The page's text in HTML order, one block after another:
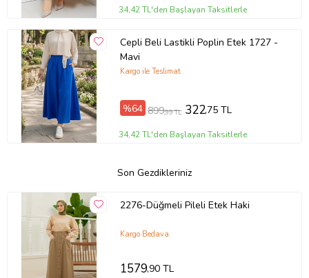
34,42 TL'den Başlayan Taksitlerle
Cepli Beli Lastikli Poplin Etek 1727 -
Mavi
Kargo ile Teslimat
%64 899,99 TL 322,75 TL
34,42 TL'den Başlayan Taksitlerle
Son Gezdikleriniz
2276-Düğmeli Pileli Etek Haki
Kargo Bedava
1579,90 TL